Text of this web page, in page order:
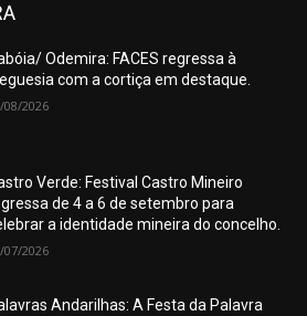
Odemira: FACES regressa à
com a cortiça em destaque.
08/2026
Verde: Festival Castro Mineiro
de 4 a 6 de setembro para
a identidade mineira do concelho.
07/2026
Andarilhas: A Festa da Palavra